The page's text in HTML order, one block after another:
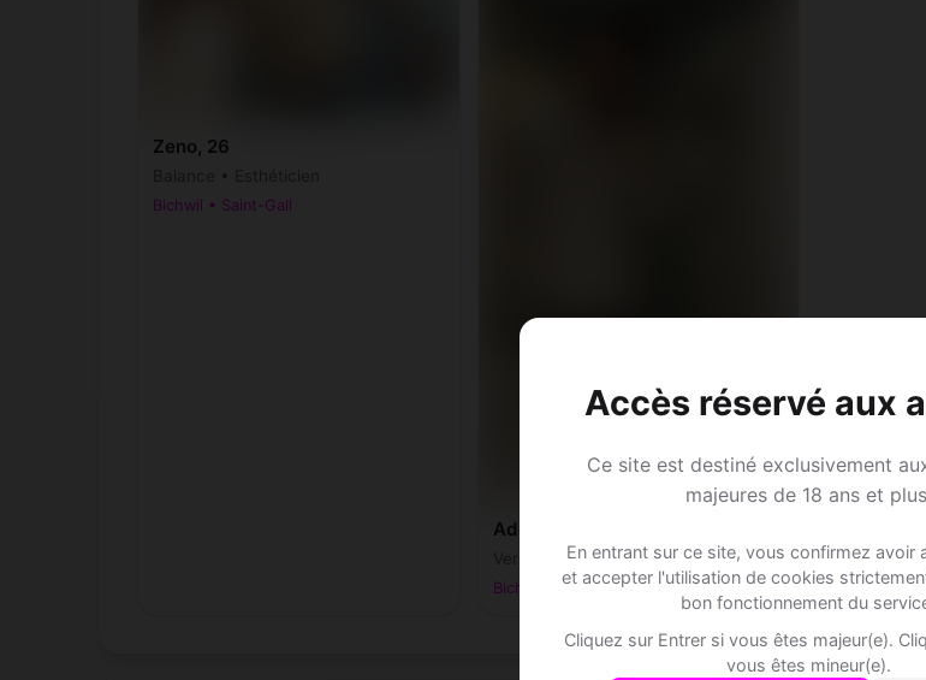
Accès réservé aux
Ce site est destiné exclusivement
majeures de 18 ans et
En entrant sur ce site, vous confirmez avoir
et accepter l'utilisation de cookies
bon fonctionnement du
Cliquez sur Entrer si vous êtes majeur(e).
vous êtes mineur(e).
Zeno, 26
Bichwil • Saint-Gall
Adda, 31
Verseau • Assistant administratif
Bichwil • Saint-Gall